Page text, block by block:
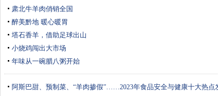
肃北牛羊肉俏销全国
醉美黔地 暖心暖胃
塔石香羊，借助足球出山
小烧鸡闯出大市场
年味从一碗腊八粥开始
阿斯巴甜、预制菜、“羊肉掺假”……2023年食品安全与健康十大热点